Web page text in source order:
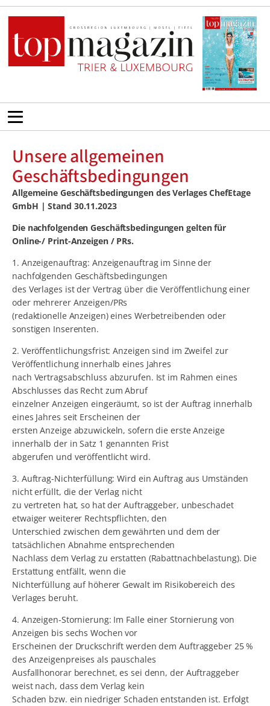
Unsere allgemeinen
Geschäftsbedingungen
Allgemeine Geschäftsbedingungen des Verlages ChefEtage
GmbH | Stand 30.11.2023
Die nachfolgenden Geschäftsbedingungen gelten für
Online-/ Print-Anzeigen / PRs.
1. Anzeigenauftrag: Anzeigenauftrag im Sinne der
nachfolgenden Geschäftsbedingungen
des Verlages ist der Vertrag über die Veröffentlichung einer
oder mehrerer Anzeigen/PRs
(redaktionelle Anzeigen) eines Werbetreibenden oder
sonstigen Inserenten.
2. Veröffentlichungsfrist: Anzeigen sind im Zweifel zur
Veröffentlichung innerhalb eines Jahres
nach Vertragsabschluss abzurufen. Ist im Rahmen eines
Abschlusses das Recht zum Abruf
einzelner Anzeigen eingeräumt, so ist der Auftrag innerhalb
eines Jahres seit Erscheinen der
ersten Anzeige abzuwickeln, sofern die erste Anzeige
innerhalb der in Satz 1 genannten Frist
abgerufen und veröffentlicht wird.
3. Auftrag-Nichterfüllung: Wird ein Auftrag aus Umständen
nicht erfüllt, die der Verlag nicht
zu vertreten hat, so hat der Auftraggeber, unbeschadet
etwaiger weiterer Rechtspflichten, den
Unterschied zwischen dem gewährten und dem der
tatsächlichen Abnahme entsprechenden
Nachlass dem Verlag zu erstatten (Rabattnachbelastung). Die
Erstattung entfällt, wenn die
Nichterfüllung auf höherer Gewalt im Risikobereich des
Verlages beruht.
4. Anzeigen-Stornierung: Im Falle einer Stornierung von
Anzeigen bis sechs Wochen vor
Erscheinen der Druckschrift werden dem Auftraggeber 25 %
des Anzeigenpreises als pauschales
Ausfallhonorar berechnet, es sei denn, der Auftraggeber
weist nach, dass dem Verlag kein
Schaden bzw. ein niedriger Schaden entstanden ist. Erfolgt